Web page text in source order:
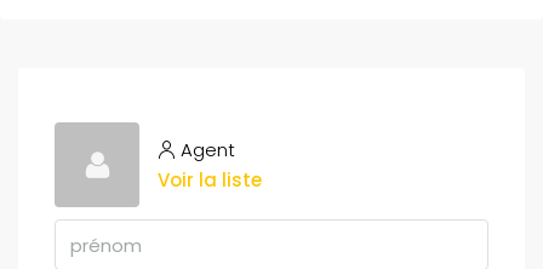
Agent
Voir la liste